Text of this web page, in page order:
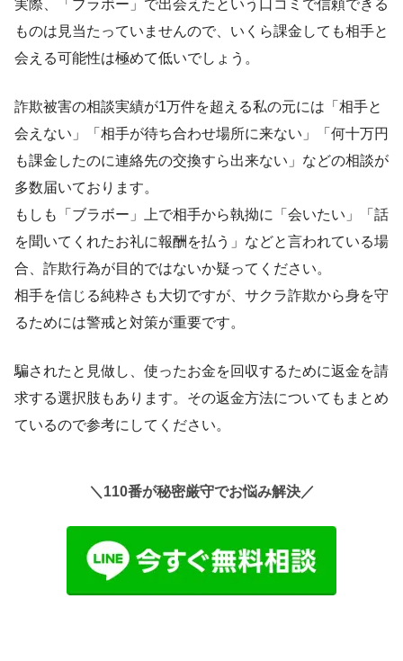
実際、「ブラボー」で出会えたという口コミで信頼できる
ものは見当たっていませんので、いくら課金しても相手と
会える可能性は極めて低いでしょう。
詐欺被害の相談実績が1万件を超える私の元には「相手と
会えない」「相手が待ち合わせ場所に来ない」「何十万円
も課金したのに連絡先の交換すら出来ない」などの相談が
多数届いております。
もしも「ブラボー」上で相手から執拗に「会いたい」「話
を聞いてくれたお礼に報酬を払う」などと言われている場
合、詐欺行為が目的ではないか疑ってください。
相手を信じる純粋さも大切ですが、サクラ詐欺から身を守
るためには警戒と対策が重要です。
騙されたと見做し、使ったお金を回収するために返金を請
求する選択肢もあります。その返金方法についてもまとめ
ているので参考にしてください。
＼110番が秘密厳守でお悩み解決／